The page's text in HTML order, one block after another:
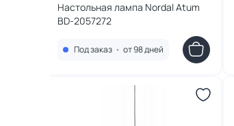
Настольная лампа Nordal Atum
BD-2057272
Под заказ • от 98 дней